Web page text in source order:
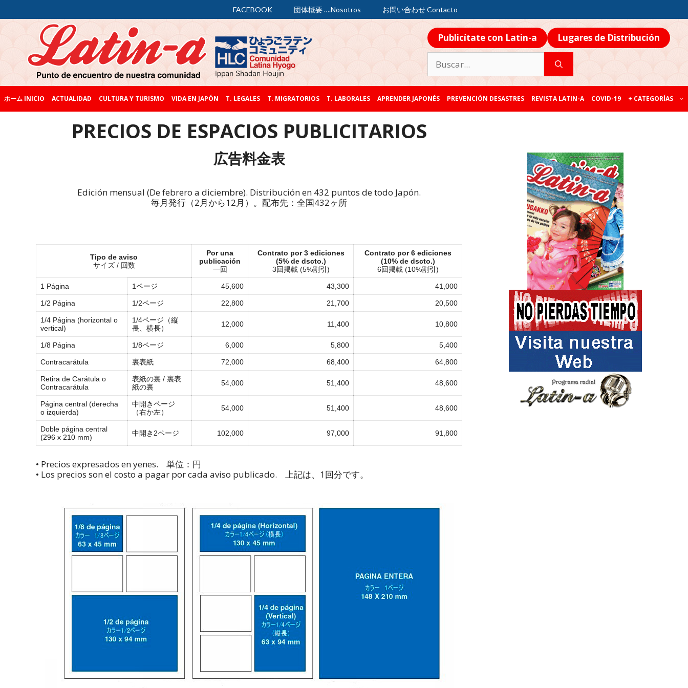
FACEBOOK 団体概要 ….Nosotros お問い合わせ Contacto
Publicítate con Latin-a Lugares de Distribución
ホーム INICIO ACTUALIDAD CULTURA Y TURISMO VIDA EN JAPÓN T. LEGALES T. MIGRATORIOS T. LABORALES APRENDER JAPONÉS PREVENCIÓN DESASTRES REVISTA LATIN-A COVID-19 + CATEGORÍAS
PRECIOS DE ESPACIOS PUBLICITARIOS
広告料金表
Edición mensual (De febrero a diciembre). Distribución en 432 puntos de todo Japón.
毎月発行（2月から12月）。配布先：全国432ヶ所
Tipo de aviso
サイズ / 回数
Por una
publicación
一回
Contrato por 3 ediciones
(5% de dscto.)
3回掲載 (5%割引)
Contrato por 6 ediciones
(10% de dscto.)
6回掲載 (10%割引)
1 Página 1ページ 45,600 43,300 41,000
1/2 Página 1/2ページ 22,800 21,700 20,500
1/4 Página (horizontal o
vertical)
1/4ページ（縦
長、横長）
12,000 11,400 10,800
1/8 Página 1/8ページ 6,000 5,800 5,400
Contracarátula 裏表紙 72,000 68,400 64,800
Retira de Carátula o
Contracarátula
表紙の裏 / 裏表
紙の裏
54,000 51,400 48,600
Página central (derecha
o izquierda)
中開きページ
（右か左）
54,000 51,400 48,600
Doble página central
(296 x 210 mm)
中開き2ページ 102,000 97,000 91,800
• Precios expresados en yenes. 単位：円
• Los precios son el costo a pagar por cada aviso publicado. 上記は、1回分です。